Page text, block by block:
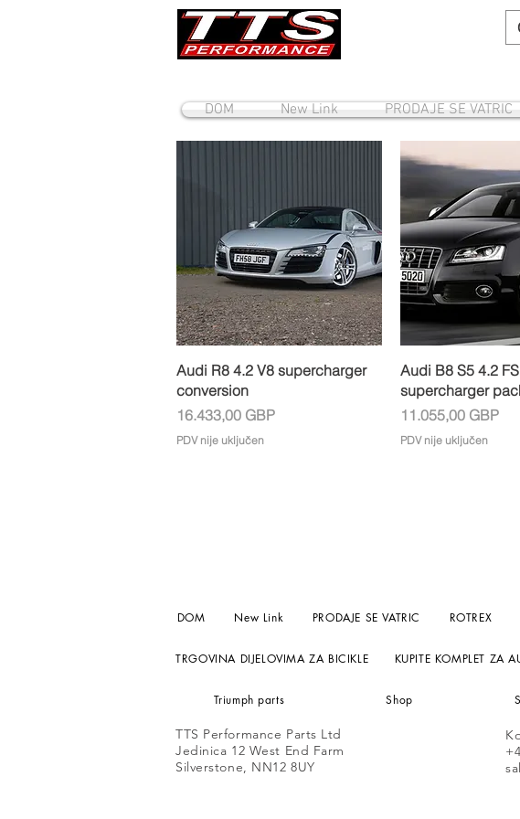
DOM New Link PRODAJE SE VATRIC
Brzi pregled
Audi R8 4.2 V8 supercharger
conversion
Cijena
16.433,00 GBP
PDV nije uključen
Brzi
Audi B8 S5 4.2
supercharger
Cijena
11.055,00 GBP
PDV nije uključen
DOM New Link PRODAJE SE VATRIC ROTREX
TRGOVINA DIJELOVIMA ZA BICIKLE KUPITE KOMPLET ZA
Triumph parts Shop
TTS Performance Parts Ltd
Jedinica 12 West End Farm
Silverstone, NN12 8UY